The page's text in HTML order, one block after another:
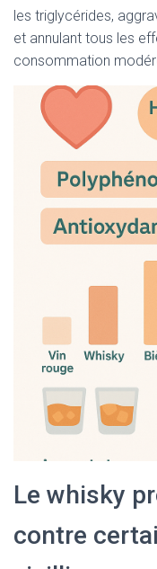
les triglycérides,
et annulant tous les
consommation
Le whisky
contre